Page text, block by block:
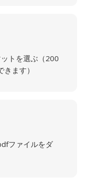
トを選ぶ（200
ます）
ファイルをダ